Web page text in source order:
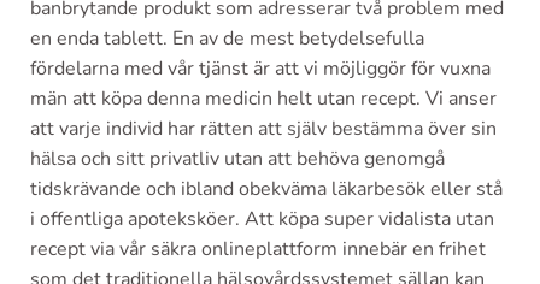
banbrytande produkt som adresserar två problem med
en enda tablett. En av de mest betydelsefulla
fördelarna med vår tjänst är att vi möjliggör för vuxna
män att köpa denna medicin helt utan recept. Vi anser
att varje individ har rätten att själv bestämma över sin
hälsa och sitt privatliv utan att behöva genomgå
tidskrävande och ibland obekväma läkarbesök eller stå
i offentliga apoteksköer. Att köpa super vidalista utan
recept via vår säkra onlineplattform innebär en frihet